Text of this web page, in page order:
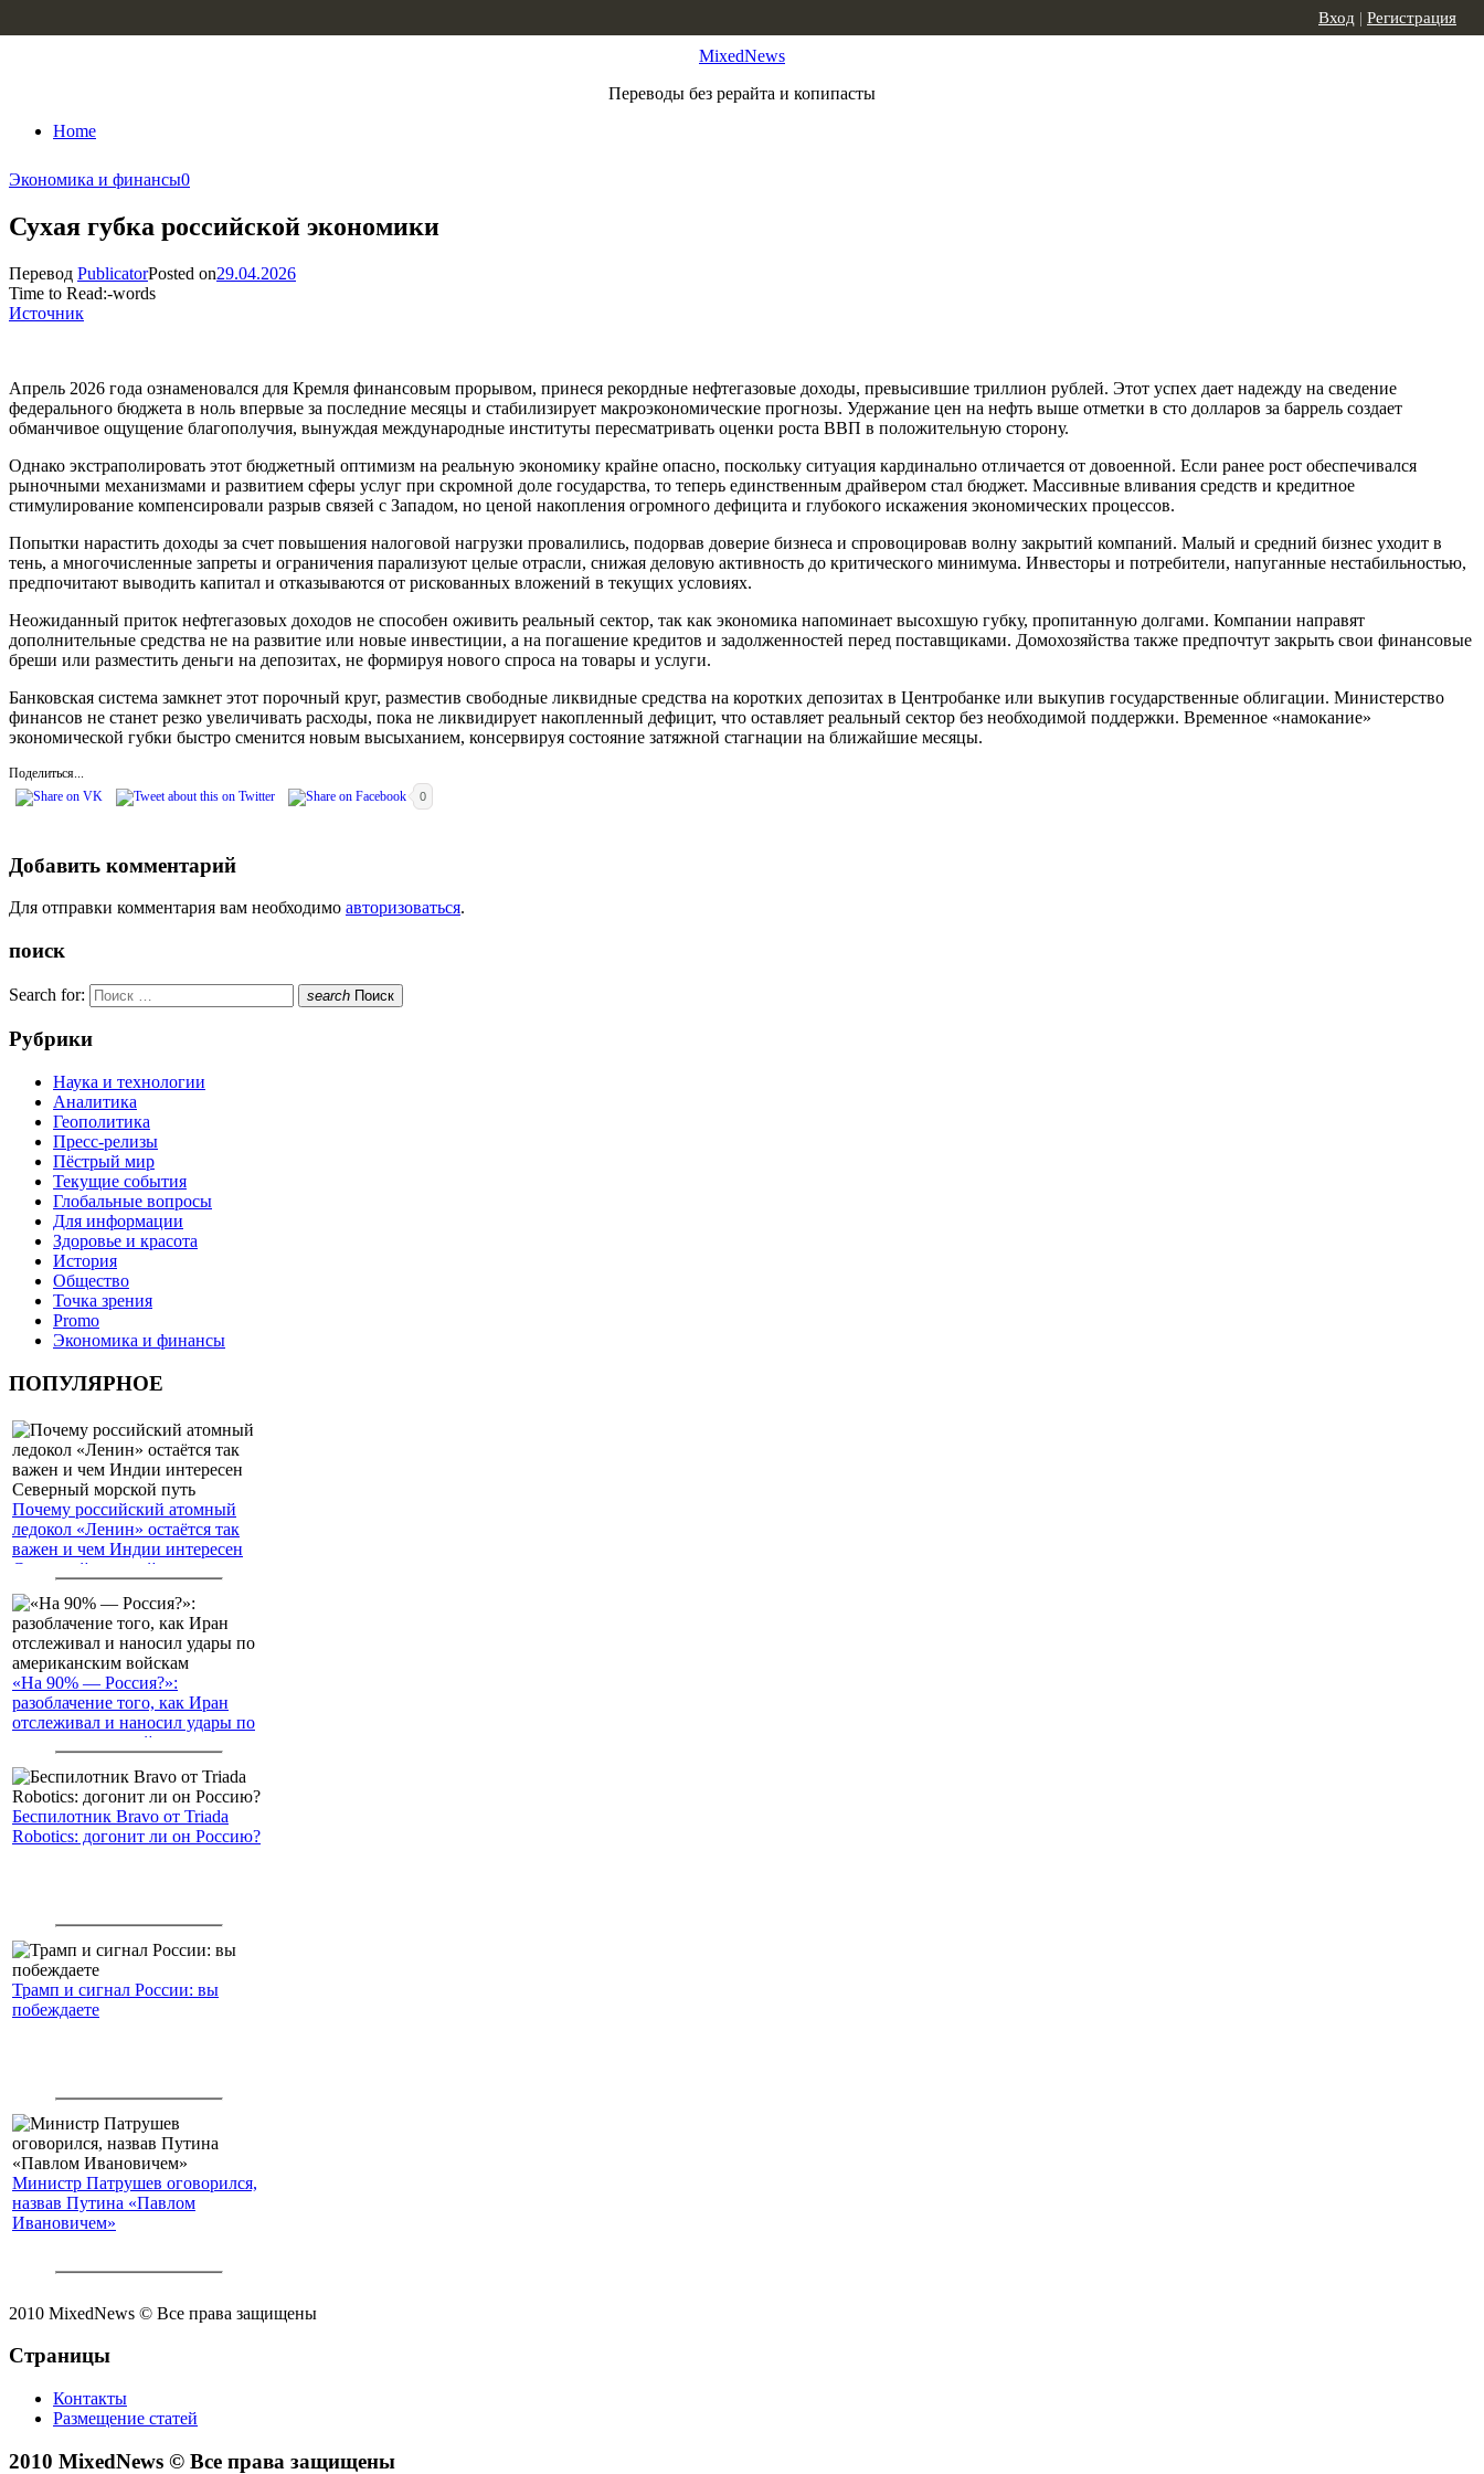
MixedNews
Переводы без рерайта и копипасты
Home
Вход | Регистрация
Экономика и финансы0
Сухая губка российской экономики
Перевод PublicatorPosted on29.04.2026
Time to Read:-words
Источник
Апрель 2026 года ознаменовался для Кремля финансовым прорывом, принеся рекордные нефтегазовые доходы, превысившие триллион рублей. Этот успех дает надежду на сведение
федерального бюджета в ноль впервые за последние месяцы и стабилизирует макроэкономические прогнозы. Удержание цен на нефть выше отметки в сто долларов за баррель создает
обманчивое ощущение благополучия, вынуждая международные институты пересматривать оценки роста ВВП в положительную сторону.
Однако экстраполировать этот бюджетный оптимизм на реальную экономику крайне опасно, поскольку ситуация кардинально отличается от довоенной. Если ранее рост обеспечивался
рыночными механизмами и развитием сферы услуг при скромной доле государства, то теперь единственным драйвером стал бюджет. Массивные вливания средств и кредитное
стимулирование компенсировали разрыв связей с Западом, но ценой накопления огромного дефицита и глубокого искажения экономических процессов.
Попытки нарастить доходы за счет повышения налоговой нагрузки провалились, подорвав доверие бизнеса и спровоцировав волну закрытий компаний. Малый и средний бизнес уходит в
тень, а многочисленные запреты и ограничения парализуют целые отрасли, снижая деловую активность до критического минимума. Инвесторы и потребители, напуганные нестабильностью,
предпочитают выводить капитал и отказываются от рискованных вложений в текущих условиях.
Неожиданный приток нефтегазовых доходов не способен оживить реальный сектор, так как экономика напоминает высохшую губку, пропитанную долгами. Компании направят
дополнительные средства не на развитие или новые инвестиции, а на погашение кредитов и задолженностей перед поставщиками. Домохозяйства также предпочтут закрыть свои финансовые
бреши или разместить деньги на депозитах, не формируя нового спроса на товары и услуги.
Банковская система замкнет этот порочный круг, разместив свободные ликвидные средства на коротких депозитах в Центробанке или выкупив государственные облигации. Министерство
финансов не станет резко увеличивать расходы, пока не ликвидирует накопленный дефицит, что оставляет реальный сектор без необходимой поддержки. Временное «намокание»
экономической губки быстро сменится новым высыханием, консервируя состояние затяжной стагнации на ближайшие месяцы.
Поделиться...
0
Добавить комментарий
Для отправки комментария вам необходимо авторизоваться.
поиск
Search for: search Поиск
Рубрики
Наука и технологии
Аналитика
Геополитика
Пресс-релизы
Пёстрый мир
Текущие события
Глобальные вопросы
Для информации
Здоровье и красота
История
Общество
Точка зрения
Promo
Экономика и финансы
ПОПУЛЯРНОЕ
Почему российский атомный
ледокол «Ленин» остаётся так
важен и чем Индии интересен
Северный морской путь
«На 90% — Россия?»:
разоблачение того, как Иран
отслеживал и наносил удары по
американским войскам
Беспилотник Bravo от Triada
Robotics: догонит ли он Россию?
Трамп и сигнал России: вы
побеждаете
Министр Патрушев оговорился,
назвав Путина «Павлом
Ивановичем»
2010 MixedNews © Все права защищены
Страницы
Контакты
Размещение статей
2010 MixedNews © Все права защищены